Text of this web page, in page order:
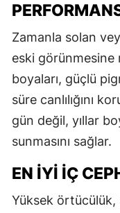
Zamanla solan
eski görünmesine
boyaları, güçlü
süre canlılığını
gün değil, yıllar
sunmasını sağlar.
EN İYI İÇ
Yüksek örtücülük,